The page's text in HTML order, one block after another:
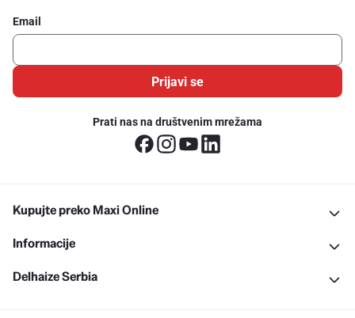
Email
Prijavi se
Prati nas na društvenim mrežama
Kupujte preko Maxi Online
Informacije
Delhaize Serbia